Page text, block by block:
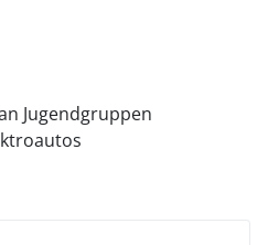
Jugendgruppen